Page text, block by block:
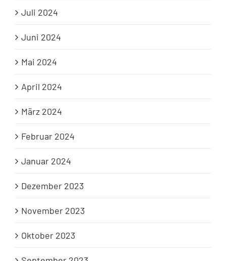
Juli 2024
Juni 2024
Mai 2024
April 2024
März 2024
Februar 2024
Januar 2024
Dezember 2023
November 2023
Oktober 2023